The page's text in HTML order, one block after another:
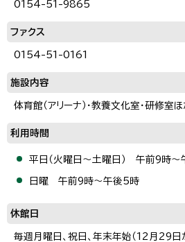
0154-51-9865
ファクス
0154-51-0161
施設内容
体育館（アリーナ）・教養文化室・研修室ほ
利用時間
平日（火曜日～土曜日） 午前9時～
日曜 午前9時～午後5時
休館日
毎週月曜日、祝日、年末年始（12月29日